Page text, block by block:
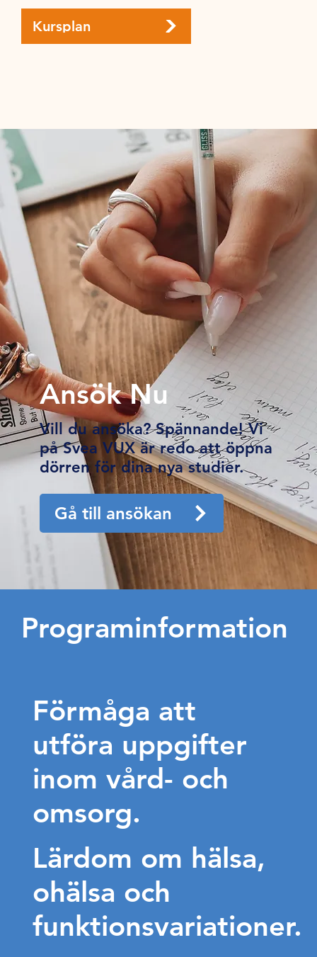
Kursplan
Ansök Nu
Vill du ansöka? Spännande! Vi
på Svea VUX är redo att öppna
dörren för dina nya studier.
Gå till ansökan
Programinformation
Förmåga att
utföra uppgifter
inom vård- och
omsorg.
Lärdom om hälsa,
ohälsa och
funktionsvariationer.